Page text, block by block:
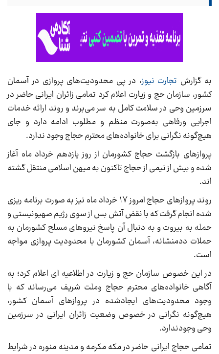
به گزارش تجارت نیوز، در پی محدودیت‌های پروازی در آسمان
کشور، سازمان حج و زیارت اعلام کرد تمامی زائران ایرانی حاضر در
سرزمین وحی در سلامت کامل به سر می‌برند و روند ارائه خدمات
اجرایی ورفاهی به‌صورت منظم و مطلوب ادامه دارد و جای
هیچ‌گونه نگرانی برای خانواده‌های محترم حجاج وجود ندارد.
پروازهای بازگشت حجاج کشورمان از روز یازدهم خرداد ماه آغاز
شده و بیش از نیمی از حجاج تاکنون به میهن اسلامی منتقل گشته
اند.
روند پروازهای حجاج امروز 17 خرداد ماه نیز به صورت برنامه ریزی
شده انجام گرفت که با نقض آتش بس از سوی رژیم صهیونیستی و
حمله به بیروت و به دنبال آن پاسخ نیروهای مسلح کشورمان به
حملات ددمنشانه، آسمان کشورمان با محدودیت پروازی مواجه
است.
در این خصوص سازمان حج و زیارت در اطلاعیه ای اعلام کرد؛ به
آگاهی خانواده‌های محترم حجاج وملت شریف می‌رساند که با
وجود محدودیت‌های ایجادشده در پروازهای آسمان کشور،
هیچ‌گونه نگرانی در خصوص وضعیت زائران ایرانی در سرزمین
وحی وجودندارد.
تمامی حجاج ایرانی حاضر در مکه مکرمه و مدینه منوره در شرایط